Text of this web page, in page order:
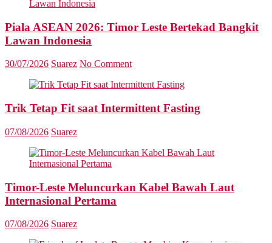
Piala ASEAN 2026: Timor Leste Bertekad Bangkit
Lawan Indonesia
30/07/2026 Suarez No Comment
Trik Tetap Fit saat Intermittent Fasting
07/08/2026 Suarez
Timor-Leste Meluncurkan Kabel Bawah Laut
Internasional Pertama
07/08/2026 Suarez